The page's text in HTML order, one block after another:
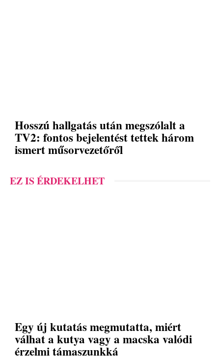
Hosszú hallgatás után megszólalt a
TV2: fontos bejelentést tettek három
ismert műsorvezetőről
EZ IS ÉRDEKELHET
Egy új kutatás megmutatta, miért
válhat a kutya vagy a macska valódi
érzelmi támaszunkká